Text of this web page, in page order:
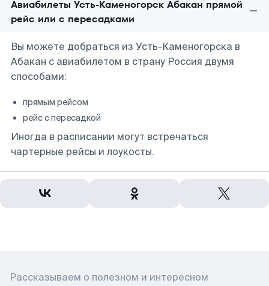
Авиабилеты Усть-Каменогорск Абакан прямой
рейс или с пересадками
Вы можете добраться из Усть-Каменогорска в
Абакан с авиабилетом в страну Россия двумя
способами:
прямым рейсом
рейс с пересадкой
Иногда в расписании могут встречаться
чартерные рейсы и лоукосты.
Рассказываем о полезном и интересном